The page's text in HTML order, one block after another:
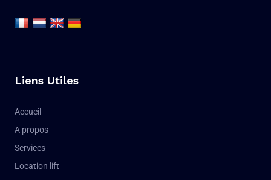
Liens Utiles
Accueil
A propos
Services
Location lift